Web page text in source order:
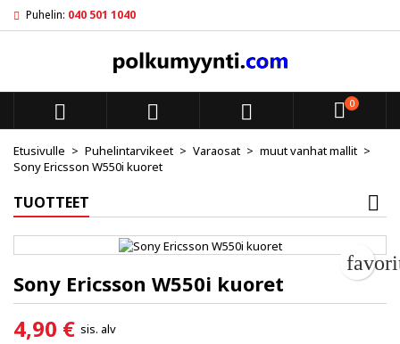
Puhelin: 040 501 1040
   0
Etusivulle Puhelintarvikeet Varaosat
muut vanhat mallit
Sony Ericsson W550i kuoret
TUOTTEET
Sony Ericsson W550i kuoret
4,90 € sis. alv
My wishlists
add_circle_outline
Create new list
Luo toivelista
Toivelistan nimi
Kirjaudu sisään
Sinun pitää olla kirjautunut jotta voit lisätä tuotteita